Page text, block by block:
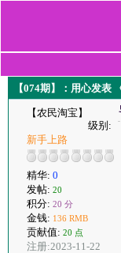
【074期】：用心发表
【农民淘宝】
级别:
新手上路
精华: 0
发帖: 20
积分: 20 分
金钱: 136 RMB
贡献值: 20 点
注册:2023-11-22